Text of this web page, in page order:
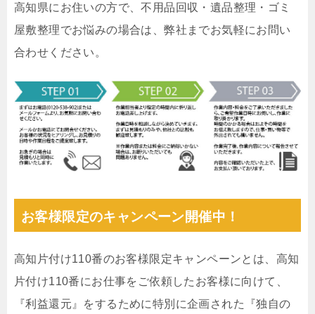
高知県にお住いの方で、不用品回収・遺品整理・ゴミ
屋敷整理でお悩みの場合は、弊社までお気軽にお問い
合わせください。
お客様限定のキャンペーン開催中！
高知片付け110番のお客様限定キャンペーンとは、高知
片付け110番にお仕事をご依頼したお客様に向けて、
『利益還元』をするために特別に企画された『独自の